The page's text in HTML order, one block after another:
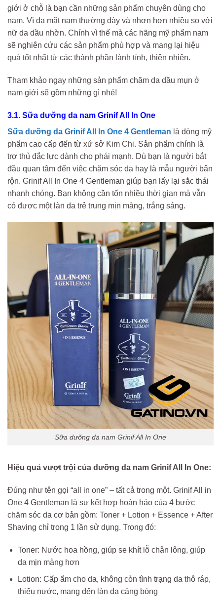
giới ở chỗ là bạn cần những sản phẩm chuyên dùng cho
nam. Vì da mặt nam thường dày và nhơn hơn nhiều so với
nữ da dầu nhờn. Chính vì thế mà các hãng mỹ phẩm nam
sẽ nghiên cứu các sản phẩm phù hợp và mang lại hiệu
quả tốt nhất từ các thành phần lành tính, thiên nhiên.
Tham khảo ngay những sản phẩm chăm da dầu mụn ở
nam giới sẽ gồm những gì nhé!
3.1. Sữa dưỡng da nam Grinif All In One
Sữa dưỡng da Grinif All In One 4 Gentleman là dòng mỹ
phẩm cao cấp đến từ xứ sở Kim Chi. Sản phẩm chính là
trợ thủ đắc lực dành cho phái mạnh. Dù bạn là người bắt
đầu quan tâm đến việc chăm sóc da hay là mẫu người bận
rộn. Grinif All In One 4 Gentleman giúp bạn lấy lại sắc thái
nhanh chóng. Bạn không cần tốn nhiều thời gian mà vẫn
có được một làn da trẻ trung mịn màng, trắng sáng.
Sữa dưỡng da nam Grinif All In One
Hiệu quả vượt trội của dưỡng da nam Grinif All In One:
Đúng như tên gọi “all in one” – tất cả trong một. Grinif All in
One 4 Gentleman là sự kết hợp hoàn hảo của 4 bước
chăm sóc da cơ bản gồm: Toner + Lotion + Essence + After
Shaving chỉ trong 1 lần sử dụng. Trong đó:
Toner: Nước hoa hồng, giúp se khít lỗ chân lông, giúp
da mịn màng hơn
Lotion: Cấp ẩm cho da, không còn tình trạng da thô ráp,
thiếu nước, mang đến làn da căng bóng